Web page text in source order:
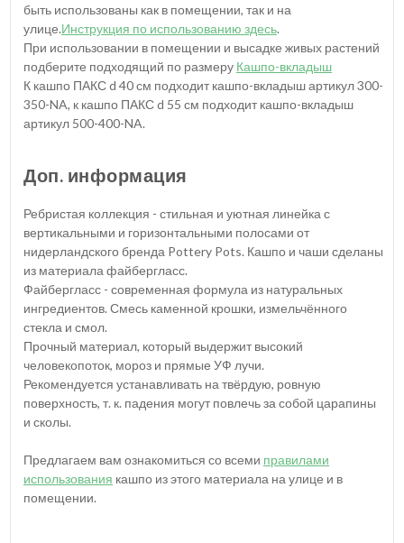
быть использованы как в помещении, так и на
улице.Инструкция по использованию здесь.
При использовании в помещении и высадке живых растений
подберите подходящий по размеру Кашпо-вкладыш
К кашпо ПАКС d 40 см подходит кашпо-вкладыш артикул 300-
350-NA, к кашпо ПАКС d 55 см подходит кашпо-вкладыш
артикул 500-400-NA.
Доп. информация
Ребристая коллекция - стильная и уютная линейка с
вертикальными и горизонтальными полосами от
нидерландского бренда Pottery Pots. Кашпо и чаши сделаны
из материала файбергласс.
Файбергласс - современная формула из натуральных
ингредиентов. Смесь каменной крошки, измельчённого
стекла и смол.
Прочный материал, который выдержит высокий
человекопоток, мороз и прямые УФ лучи.
Рекомендуется устанавливать на твёрдую, ровную
поверхность, т. к. падения могут повлечь за собой царапины
и сколы.
Предлагаем вам ознакомиться со всеми правилами
использования кашпо из этого материала на улице и в
помещении.